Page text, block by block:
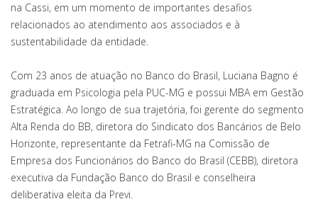
na Cassi, em um momento de importantes desafios
relacionados ao atendimento aos associados e à
sustentabilidade da entidade.
Com 23 anos de atuação no Banco do Brasil, Luciana Bagno é
graduada em Psicologia pela PUC-MG e possui MBA em Gestão
Estratégica. Ao longo de sua trajetória, foi gerente do segmento
Alta Renda do BB, diretora do Sindicato dos Bancários de Belo
Horizonte, representante da Fetrafi-MG na Comissão de
Empresa dos Funcionários do Banco do Brasil (CEBB), diretora
executiva da Fundação Banco do Brasil e conselheira
deliberativa eleita da Previ.